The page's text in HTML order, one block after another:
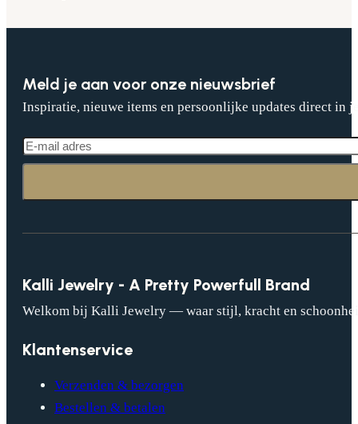
Meld je aan voor onze nieuwsbrief
Inspiratie, nieuwe items en persoonlijke updates direct in
Kalli Jewelry - A Pretty Powerfull Brand
Welkom bij Kalli Jewelry — waar stijl, kracht en
Klantenservice
Verzenden & bezorgen
Bestellen & betalen